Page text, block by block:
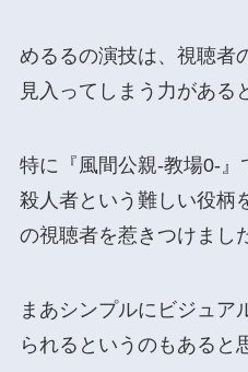
めるるの演技は、視聴者
見入ってしまう力がある
特に『風間公親-教場0-
殺人者という難しい役柄
の視聴者を惹きつけまし
まあシンプルにビジュア
られるというのもあると